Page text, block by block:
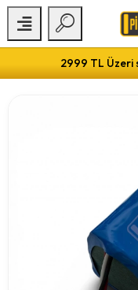
2999 TL Üzeri